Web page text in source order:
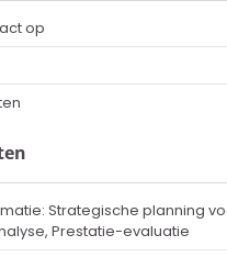
op
Strategische planning
Prestatie-evaluatie